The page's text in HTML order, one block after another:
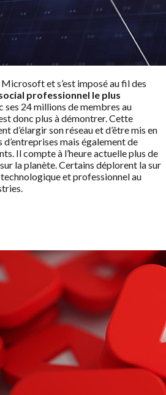
et s’est imposé au fil des
professionnel le plus
ses 24 millions de membres au
donc plus à démontrer. Cette
d’élargir son réseau et d’être mis en
mais également de
Il compte à l’heure actuelle plus de
la planète. Certains déplorent la sur
et professionnel au